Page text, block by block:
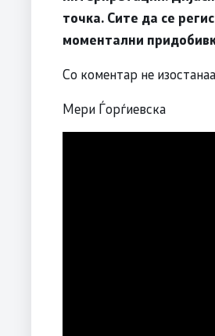
точка. Сите да се
моментални
Со коментар не
Мери Ѓорѓиевска